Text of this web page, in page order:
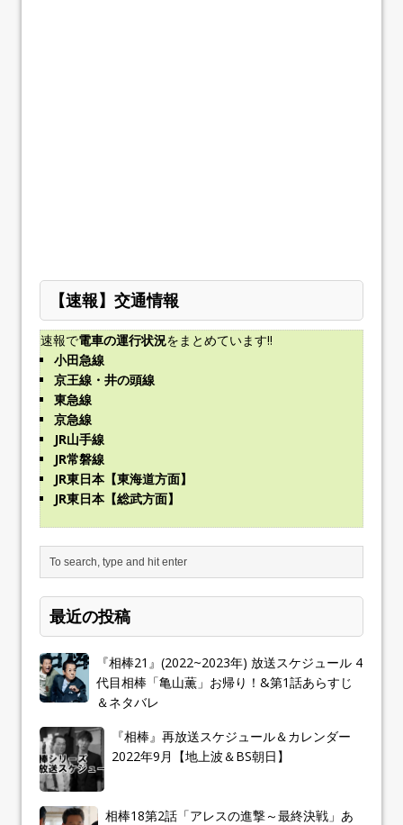
【速報】交通情報
速報で電車の運行状況をまとめています!!
小田急線
京王線・井の頭線
東急線
京急線
JR山手線
JR常磐線
JR東日本【東海道方面】
JR東日本【総武方面】
最近の投稿
『相棒21』(2022~2023年) 放送スケジュール 4
代目相棒「亀山薫」お帰り！&第1話あらすじ
＆ネタバレ
『相棒』再放送スケジュール＆カレンダー
2022年9月【地上波＆BS朝日】
相棒18第2話「アレスの進撃～最終決戦」あ